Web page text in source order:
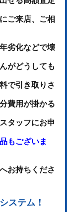
ご来店、ご相
劣化などで壊
がどうしても
で引き取りさ
費用が掛かる
タッフにお申
もございま
お持ちくださ
ステム！